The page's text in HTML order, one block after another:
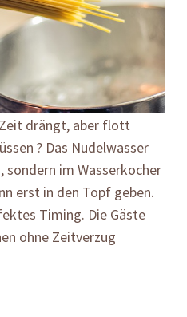
drängt, aber flott
? Das Nudelwasser
im Wasserkocher
erst in den Topf geben.
Timing. Die Gäste
ohne Zeitverzug